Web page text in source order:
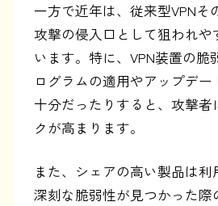
一方で近年は、従来型VPNそ
攻撃の侵入口として狙われや
います。特に、VPN装置の脆
ログラムの適用やアップデ
十分だったりすると、攻撃者
クが高まります。
また、シェアの高い製品は利
深刻な脆弱性が見つかった際